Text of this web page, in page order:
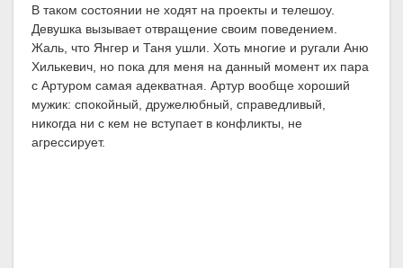
В таком состоянии не ходят на проекты и телешоу.
Девушка вызывает отвращение своим поведением.
Жаль, что Янгер и Таня ушли. Хоть многие и ругали Аню
Хилькевич, но пока для меня на данный момент их пара
с Артуром самая адекватная. Артур вообще хороший
мужик: спокойный, дружелюбный, справедливый,
никогда ни с кем не вступает в конфликты, не
агрессирует.